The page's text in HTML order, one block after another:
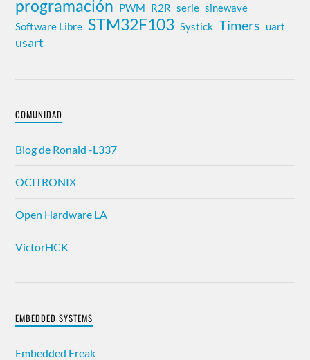
programación PWM R2R serie sinewave
Software Libre STM32F103 Systick Timers uart
usart
COMUNIDAD
Blog de Ronald -L337
OCITRONIX
Open Hardware LA
VictorHCK
EMBEDDED SYSTEMS
Embedded Freak